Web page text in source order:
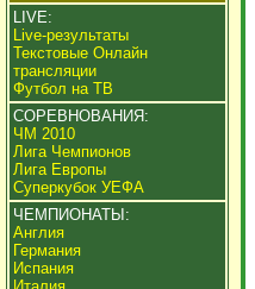
LIVE:
Live-результаты
Текстовые Онлайн
трансляции
Футбол на ТВ
СОРЕВНОВАНИЯ:
ЧМ 2010
Лига Чемпионов
Лига Европы
Суперкубок УЕФА
ЧЕМПИОНАТЫ:
Англия
Германия
Испания